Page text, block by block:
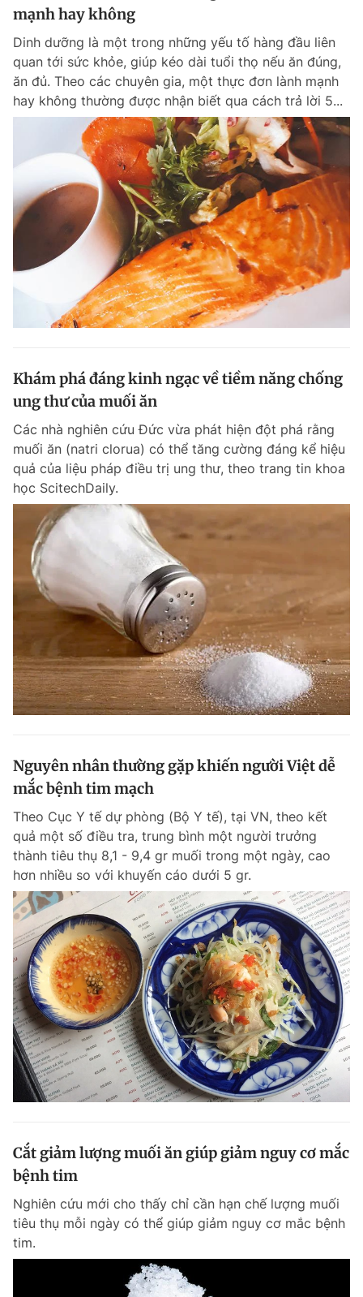
mạnh hay không
Dinh dưỡng là một trong những yếu tố hàng đầu liên
quan tới sức khỏe, giúp kéo dài tuổi thọ nếu ăn đúng,
ăn đủ. Theo các chuyên gia, một thực đơn lành mạnh
hay không thường được nhận biết qua cách trả lời 5...
Khám phá đáng kinh ngạc về tiềm năng chống
ung thư của muối ăn
Các nhà nghiên cứu Đức vừa phát hiện đột phá rằng
muối ăn (natri clorua) có thể tăng cường đáng kể hiệu
quả của liệu pháp điều trị ung thư, theo trang tin khoa
học ScitechDaily.
Nguyên nhân thường gặp khiến người Việt dễ
mắc bệnh tim mạch
Theo Cục Y tế dự phòng (Bộ Y tế), tại VN, theo kết
quả một số điều tra, trung bình một người trưởng
thành tiêu thụ 8,1 - 9,4 gr muối trong một ngày, cao
hơn nhiều so với khuyến cáo dưới 5 gr.
Cắt giảm lượng muối ăn giúp giảm nguy cơ mắc
bệnh tim
Nghiên cứu mới cho thấy chỉ cần hạn chế lượng muối
tiêu thụ mỗi ngày có thể giúp giảm nguy cơ mắc bệnh
tim.